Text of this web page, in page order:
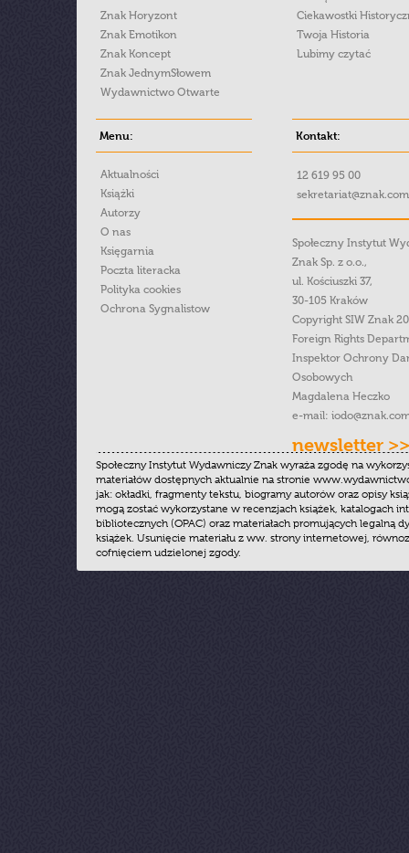
Znak Horyzont
Znak Emotikon
Znak Koncept
Znak JednymSłowem
Wydawnictwo Otwarte
Ciekawostki
Twoja Historia
Lubimy czytać
Menu:
Aktualności
Książki
Autorzy
O nas
Księgarnia
Poczta literacka
Polityka cookies
Ochrona Sygnalistow
Kontakt:
12 619 95 00
Społeczny Instytut
Znak Sp. z o.o.,
ul. Kościuszki 37,
30-105 Kraków
Copyright SIW Znak
Foreign Rights
Inspektor Ochrony
Osobowych
Magdalena Heczko
e-mail:
newsletter >>
Społeczny Instytut Wydawniczy Znak wyraża zgodę na
materiałów dostępnych aktualnie na stronie
jak: okładki, fragmenty tekstu, biogramy autorów oraz opisy
mogą zostać wykorzystane w recenzjach książek, katalogach
bibliotecznych (OPAC) oraz materiałach promujących legalną
książek. Usunięcie materiału z ww. strony internetowej,
cofnięciem udzielonej zgody.